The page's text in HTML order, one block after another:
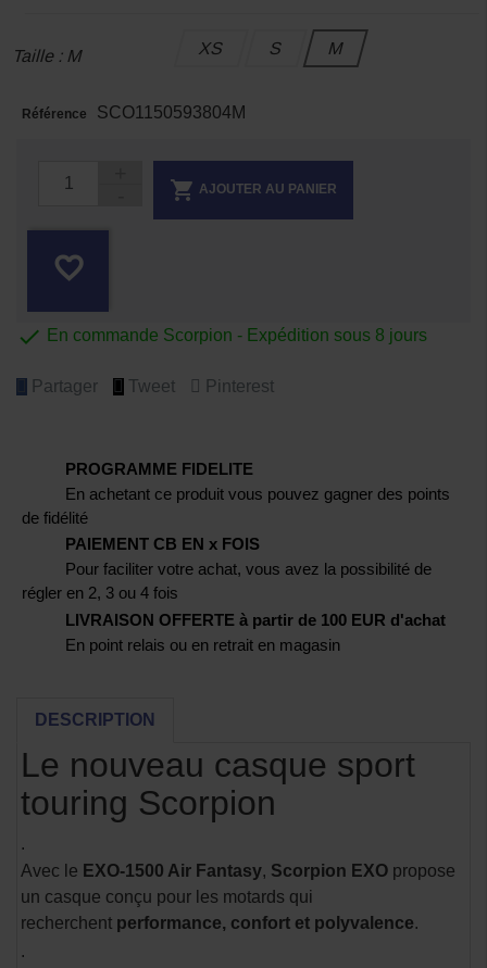
Taille : M XS S M
Référence SCO1150593804M
 AJOUTER AU PANIER
favorite_border
 En commande Scorpion - Expédition sous 8 jours
Partager Tweet Pinterest
PROGRAMME FIDELITE
En achetant ce produit vous pouvez gagner des points
de fidélité
PAIEMENT CB EN x FOIS
Pour faciliter votre achat, vous avez la possibilité de
régler en 2, 3 ou 4 fois
LIVRAISON OFFERTE à partir de 100 EUR d'achat
En point relais ou en retrait en magasin
DESCRIPTION
Le nouveau casque sport
touring Scorpion
.
Avec le EXO-1500 Air Fantasy, Scorpion EXO propose
un casque conçu pour les motards qui
recherchent performance, confort et polyvalence.
.